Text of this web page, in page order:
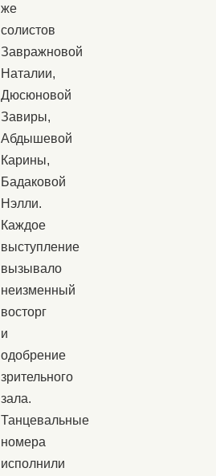
же
солистов
Завражновой
Наталии,
Дюсюновой
Завиры,
Абдышевой
Карины,
Бадаковой
Нэлли.
Каждое
выступление
вызывало
неизменный
восторг
и
одобрение
зрительного
зала.
Танцевальные
номера
исполнили